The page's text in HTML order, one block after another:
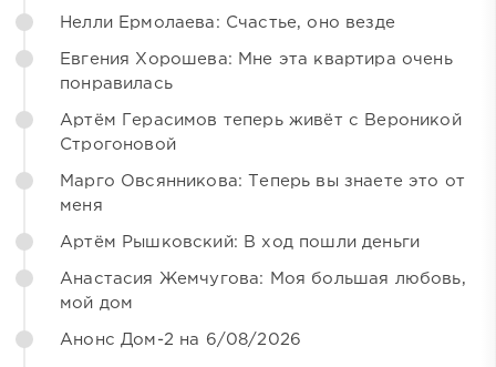
Нелли Ермолаева: Счастье, оно везде
Евгения Хорошева: Мне эта квартира очень
понравилась
Артём Герасимов теперь живёт с Вероникой
Строгоновой
Марго Овсянникова: Теперь вы знаете это от
меня
Артём Рышковский: В ход пошли деньги
Анастасия Жемчугова: Моя большая любовь,
мой дом
Анонс Дом-2 на 6/08/2026